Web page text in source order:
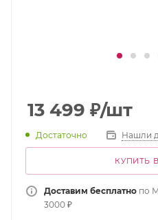
13 499 ₽/шт
Достаточно Нашли
КУПИТЬ
Доставим бесплатно по
3000 ₽